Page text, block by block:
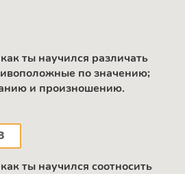
ты научился различать
по значению;
и произношению.
ты научился соотносить